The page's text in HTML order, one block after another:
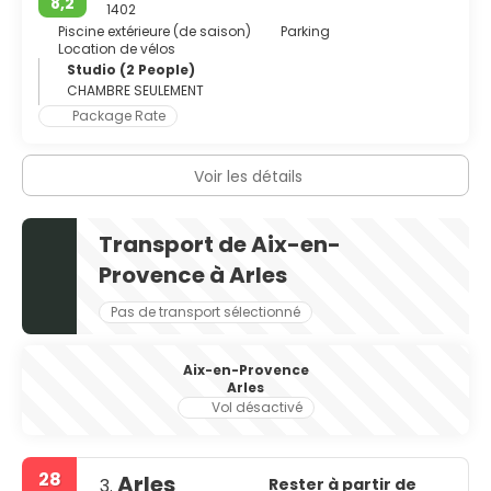
centre-ville est principalement piétonnier et, bien que
petit, il propose de longues heures de belles promenades.
Comme dans toutes les villes provençales, le centre-ville
est constitué de rues étroites bordées de bâtiments
intéressants allant des hôtels du XVIIe siècle aux places
pavées.
1402
Piscine extérieure (de saison)
Parking
Location de vélos
Studio (2 People)
CHAMBRE SEULEMENT
Package Rate
Voir les détails
Transport de Aix-en-
Provence à Arles
Pas de transport sélectionné
Aix-en-Provence
Arles
Vol désactivé
28 Arles Rester à partir de